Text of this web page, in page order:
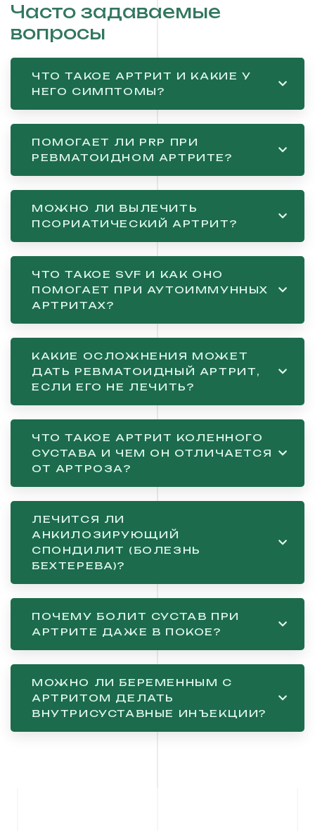
Часто задаваемые
вопросы
ЧТО ТАКОЕ АРТРИТ И КАКИЕ У
НЕГО СИМПТОМЫ?
ПОМОГАЕТ ЛИ PRP ПРИ
РЕВМАТОИДНОМ АРТРИТЕ?
МОЖНО ЛИ ВЫЛЕЧИТЬ
ПСОРИАТИЧЕСКИЙ АРТРИТ?
ЧТО ТАКОЕ SVF И КАК ОНО
ПОМОГАЕТ ПРИ АУТОИММУННЫХ
АРТРИТАХ?
КАКИЕ ОСЛОЖНЕНИЯ МОЖЕТ
ДАТЬ РЕВМАТОИДНЫЙ АРТРИТ,
ЕСЛИ ЕГО НЕ ЛЕЧИТЬ?
ЧТО ТАКОЕ АРТРИТ КОЛЕННОГО
СУСТАВА И ЧЕМ ОН ОТЛИЧАЕТСЯ
ОТ АРТРОЗА?
ЛЕЧИТСЯ ЛИ
АНКИЛОЗИРУЮЩИЙ
СПОНДИЛИТ (БОЛЕЗНЬ
БЕХТЕРЕВА)?
ПОЧЕМУ БОЛИТ СУСТАВ ПРИ
АРТРИТЕ ДАЖЕ В ПОКОЕ?
МОЖНО ЛИ БЕРЕМЕННЫМ С
АРТРИТОМ ДЕЛАТЬ
ВНУТРИСУСТАВНЫЕ ИНЪЕКЦИИ?